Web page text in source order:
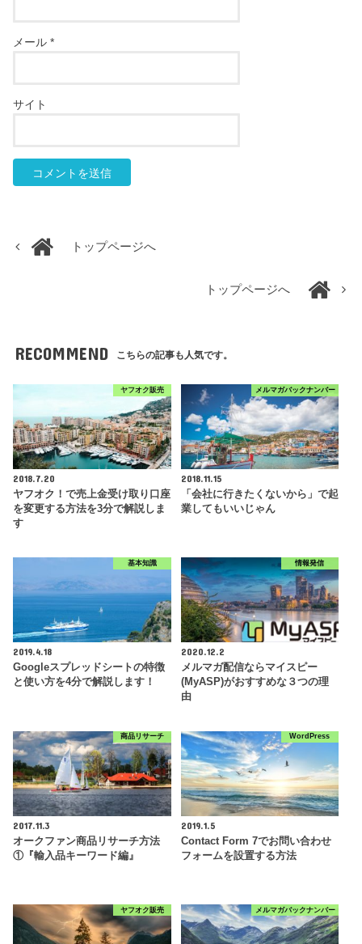
メール*
サイト
トップページへ
トップページへ
RECOMMEND こちらの記事も人気です。
ヤフオク販売
2018.7.20
ヤフオク！で売上金受け取り口座
を変更する方法を3分で解説しま
す
メルマガバックナンバー
2018.11.15
「会社に行きたくないから」で起
業してもいいじゃん
基本知識
2019.4.18
Googleスプレッドシートの特徴
と使い方を4分で解説します！
情報発信
2020.12.2
メルマガ配信ならマイスピー
(MyASP)がおすすめな３つの理
由
商品リサーチ
2017.11.3
オークファン商品リサーチ方法
①『輸入品キーワード編』
WordPress
2019.1.5
Contact Form 7でお問い合わせ
フォームを設置する方法
ヤフオク販売 メルマガバックナンバー